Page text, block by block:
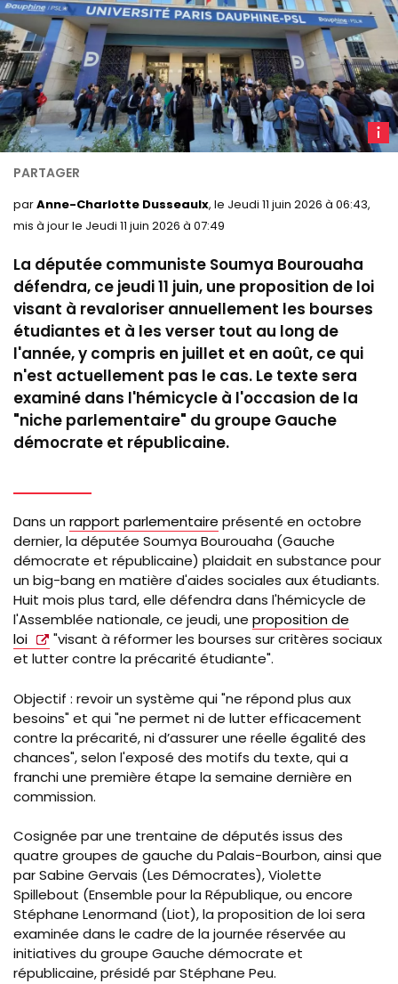
Paris
parAnne-Charlotte Dusseaulx, le Jeudi 11 juin 2026 à 06:43,
mis à jour le Jeudi 11 juin 2026 à 07:49
La députée communiste Soumya Bourouaha
défendra, ce jeudi 11 juin, une proposition de loi
visant à revaloriser annuellement les bourses
étudiantes et à les verser tout au long de
l'année, y compris en juillet et en août, ce qui
n'est actuellement pas le cas. Le texte sera
examiné dans l'hémicycle à l'occasion de la
"niche parlementaire" du groupe Gauche
démocrate et républicaine.
Dans un rapport parlementaire présenté en octobre
dernier, la députée Soumya Bourouaha (Gauche
démocrate et républicaine) plaidait en substance pour
un big-bang en matière d'aides sociales aux étudiants.
Huit mois plus tard, elle défendra dans l'hémicycle de
l'Assemblée nationale, ce jeudi, une proposition de
loi
"visant à réformer les bourses sur critères sociaux
et lutter contre la précarité étudiante".
Objectif : revoir un système qui "ne répond plus aux
besoins" et qui "ne permet ni de lutter efficacement
contre la précarité, ni d’assurer une réelle égalité des
chances", selon l'exposé des motifs du texte, qui a
franchi une première étape la semaine dernière en
commission.
Cosignée par une trentaine de députés issus des
quatre groupes de gauche du Palais-Bourbon, ainsi que
par Sabine Gervais (Les Démocrates), Violette
Spillebout (Ensemble pour la République, ou encore
Stéphane Lenormand (Liot), la proposition de loi sera
examinée dans le cadre de la journée réservée au
initiatives du groupe Gauche démocrate et
républicaine, présidé par Stéphane Peu.